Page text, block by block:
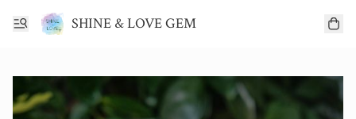
SHINE & LOVE GEM